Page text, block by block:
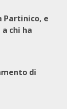
Partinico, e
chi ha
di